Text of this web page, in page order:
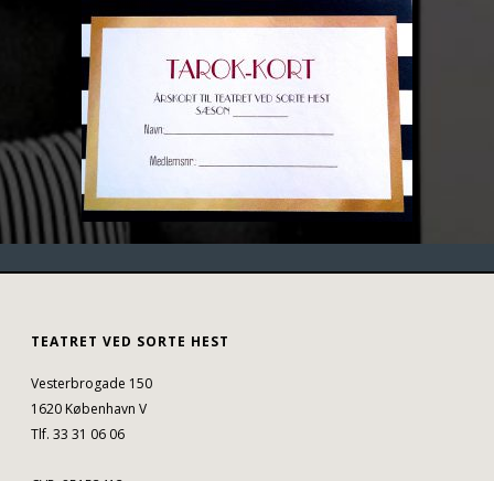
TEATRET VED SORTE HEST
Vesterbrogade 150
1620 København V
Tlf. 33 31 06 06